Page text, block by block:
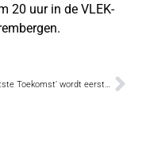
20 uur in de VLEK-
‘De laatste Toekomst’ wordt eerste boek in reeks rond commissaris Meerschaut